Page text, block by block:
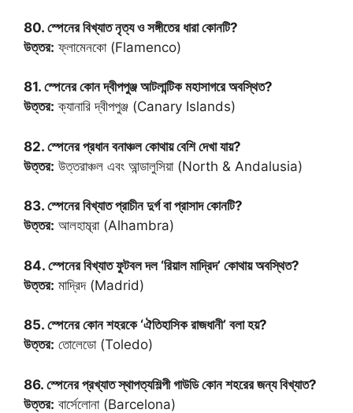
80. স্পেনের বিখ্যাত নৃত্য ও সঙ্গীতের ধারা কোনটি?
উত্তর: ফ্লামেনকো (Flamenco)
81. স্পেনের কোন দ্বীপপুঞ্জ আটলান্টিক মহাসাগরে অবস্থিত?
উত্তর: ক্যানারি দ্বীপপুঞ্জ (Canary Islands)
82. স্পেনের প্রধান বনাঞ্চল কোথায় বেশি দেখা যায়?
উত্তর: উত্তরাঞ্চল এবং আন্ডালুসিয়া (North & Andalusia)
83. স্পেনের বিখ্যাত প্রাচীন দুর্গ বা প্রাসাদ কোনটি?
উত্তর: আলহাম্ব্রা (Alhambra)
84. স্পেনের বিখ্যাত ফুটবল দল ‘রিয়াল মাদ্রিদ’ কোথায় অবস্থিত?
উত্তর: মাদ্রিদ (Madrid)
85. স্পেনের কোন শহরকে ‘ঐতিহাসিক রাজধানী’ বলা হয়?
উত্তর: তোলেডো (Toledo)
86. স্পেনের প্রখ্যাত স্থাপত্যশিল্পী গাউডি কোন শহরের জন্য বিখ্যাত?
উত্তর: বার্সেলোনা (Barcelona)